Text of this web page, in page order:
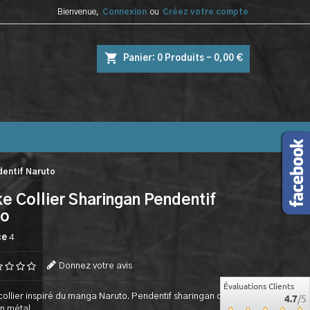
Bienvenue, Connexion ou Créez votre compte
shopping_cart Panier: 0 Produits - 0,00 €
Naruto
Collier Sharingan Pendentif
4
Donnez votre avis
inspiré du manga Naruto. Pendentif sharingan de
Évaluations Clients
4.7/5